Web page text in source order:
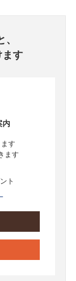
す
内
す
ます
ト